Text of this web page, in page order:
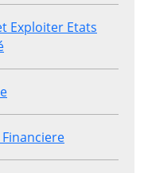
Exploiter Etats